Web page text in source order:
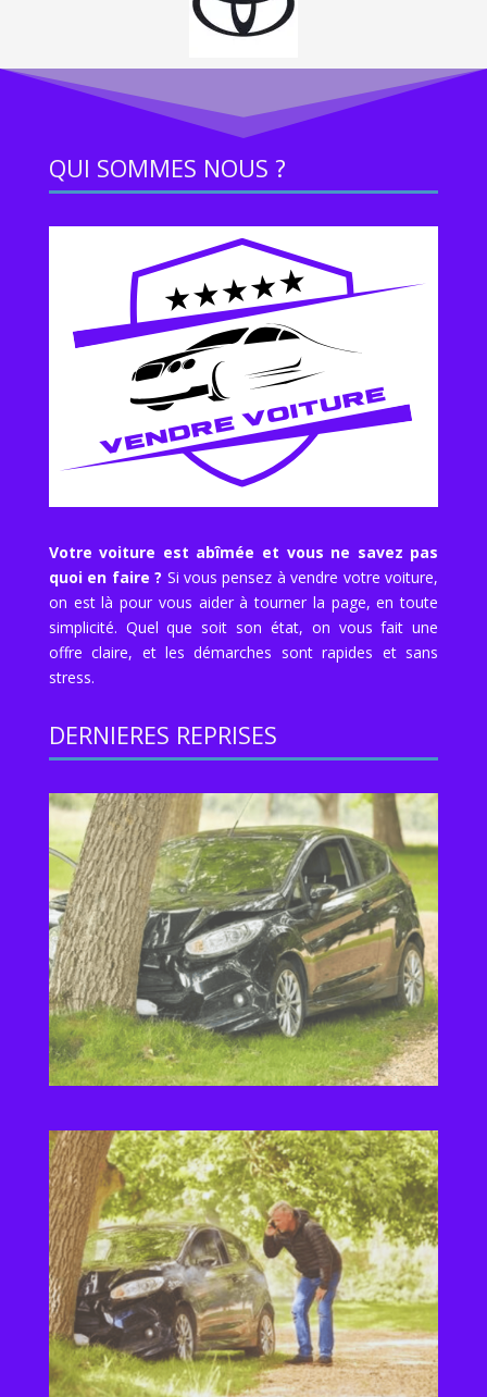
QUI SOMMES NOUS ?
Votre voiture est abîmée et vous ne savez pas
quoi en faire ? Si vous pensez à vendre votre voiture,
on est là pour vous aider à tourner la page, en toute
simplicité. Quel que soit son état, on vous fait une
offre claire, et les démarches sont rapides et sans
stress.
DERNIERES REPRISES